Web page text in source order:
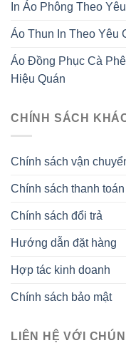
In Áo Phông Theo
Áo Thun In Theo Yêu
Áo Đồng Phục Cà
Hiệu Quán
CHÍNH SÁCH
Chính sách vận
Chính sách thanh toán
Chính sách đổi trả
Hướng dẫn đặt hàng
Hợp tác kinh doanh
Chính sách bảo mật
LIÊN HỆ VỚI